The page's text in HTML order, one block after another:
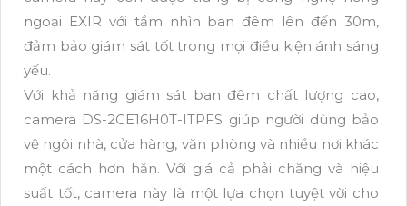
ngoại EXIR với tầm nhìn ban đêm lên đến 30m,
đảm bảo giám sát tốt trong mọi điều kiện ánh sáng
yếu.
Với khả năng giám sát ban đêm chất lượng cao,
camera DS-2CE16H0T-ITPFS giúp người dùng bảo
vệ ngôi nhà, cửa hàng, văn phòng và nhiều nơi khác
một cách hơn hẳn. Với giá cả phải chăng và hiệu
suất tốt, camera này là một lựa chọn tuyệt vời cho